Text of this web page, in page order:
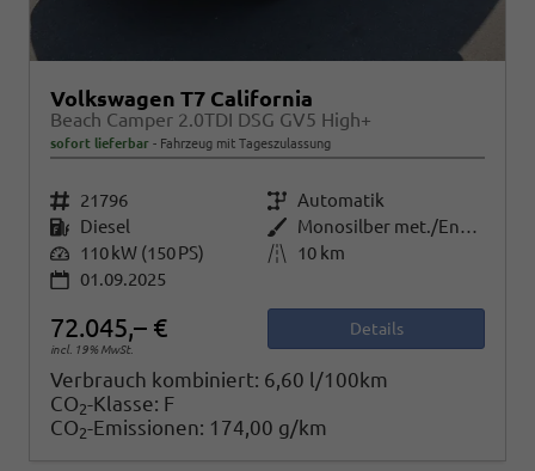
Volkswagen T7 California
Beach Camper 2.0TDI DSG GV5 High+
sofort lieferbar Fahrzeug mit Tageszulassung
Fahrzeugnr. 21796 Getriebe Automatik
Kraftstoff Diesel Außenfarbe
Monosilber met./Energetic Orange met. Dach Schwarz
Leistung 110 kW (150 PS) Kilometerstand
10 km
01.09.2025
72.045,– €
incl. 19% MwSt.
Details
Verbrauch kombiniert: 6,60 l/100km
CO2-Klasse: F
CO2-Emissionen: 174,00 g/km